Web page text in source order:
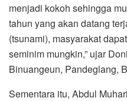
menjadi kokoh sehingga
tahun yang akan datang
(tsunami), masyarakat
seminim mungkin,” ujar
Binuangeun, Pandeglang,
Sementara itu, Abdul